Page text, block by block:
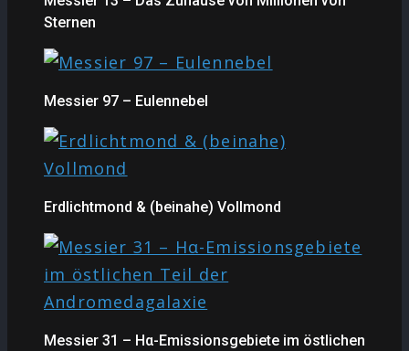
Sternen
Messier 97 – Eulennebel
Erdlichtmond & (beinahe) Vollmond
Messier 31 – Hα-Emissionsgebiete im östlichen